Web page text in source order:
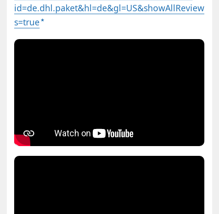
id=de.dhl.paket&hl=de&gl=US&showAllReview
s=true